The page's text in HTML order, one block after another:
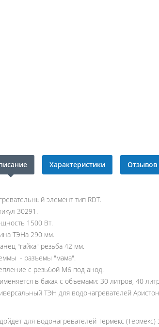
Характеристики Отзывов
элемент тип RDT.
30291.
1500 Вт.
ТЭНа 290 мм.
"гайка" резьба 42 мм.
- разъемы "мама".
с резьбой M6 под анод.
в баках с объемами: 30 литров, 40
ТЭН для водонагревателей
для водонагревателей Термекс (Термекс)